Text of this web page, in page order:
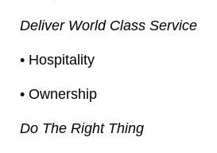
Deliver World Class Service
• Hospitality
• Ownership
Do The Right Thing